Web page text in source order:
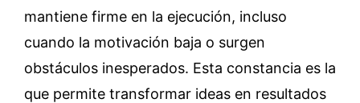
mantiene firme en la ejecución, incluso
cuando la motivación baja o surgen
obstáculos inesperados. Esta constancia es la
que permite transformar ideas en resultados